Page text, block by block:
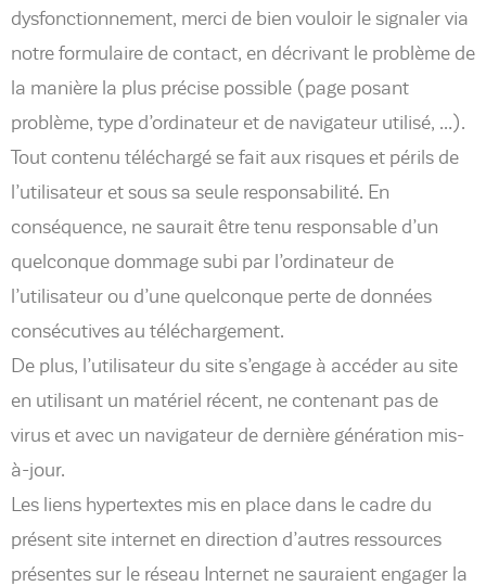
dysfonctionnement, merci de bien vouloir le signaler via
notre formulaire de contact, en décrivant le problème de
la manière la plus précise possible (page posant
problème, type d’ordinateur et de navigateur utilisé, …).
Tout contenu téléchargé se fait aux risques et périls de
l’utilisateur et sous sa seule responsabilité. En
conséquence, ne saurait être tenu responsable d’un
quelconque dommage subi par l’ordinateur de
l’utilisateur ou d’une quelconque perte de données
consécutives au téléchargement.
De plus, l’utilisateur du site s’engage à accéder au site
en utilisant un matériel récent, ne contenant pas de
virus et avec un navigateur de dernière génération mis-
à-jour.
Les liens hypertextes mis en place dans le cadre du
présent site internet en direction d’autres ressources
présentes sur le réseau Internet ne sauraient engager la